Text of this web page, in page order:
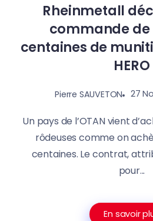
Rheinmetall
commande de
centaines de
HERO
Pierre SAUVETON 27
Un pays de l’OTAN vient
rôdeuses comme on
centaines. Le contrat,
pour...
En savoir